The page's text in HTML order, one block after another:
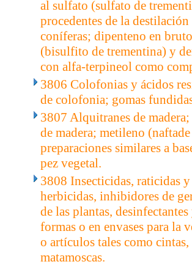
al sulfato (sulfato de
procedentes de la
coníferas; dipenteno en
(bisulfito de trementina) y
con alfa-terpineol como
3806 Colofonias y ácidos
de colofonia; gomas
3807 Alquitranes de
de madera; metileno
preparaciones similares a
pez vegetal.
3808 Insecticidas, raticidas
herbicidas, inhibidores de
de las plantas,
formas o en envases para la
o artículos tales como
matamoscas.